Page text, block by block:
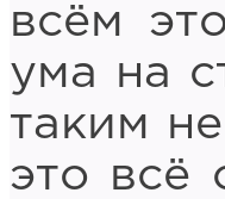
всём
ума на
таким
это всё